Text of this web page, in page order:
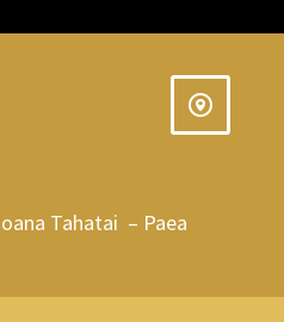
Tahatai – Paea